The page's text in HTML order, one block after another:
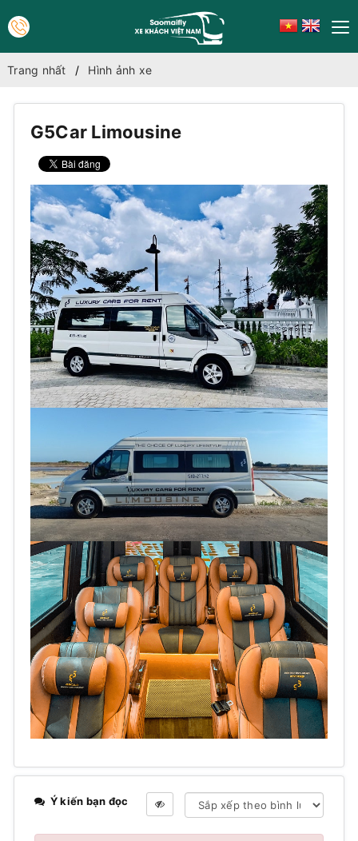
Trang nhất Hình ảnh xe
G5Car Limousine
Ý kiến bạn đọc